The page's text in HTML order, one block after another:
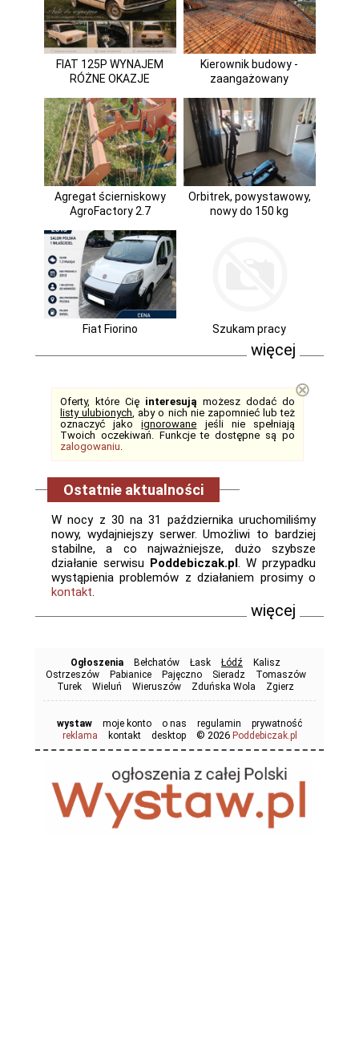
FIAT 125P WYNAJEM
RÓŻNE OKAZJE
Kierownik budowy -
zaangażowany
Agregat ścierniskowy
AgroFactory 2.7
Orbitrek, powystawowy,
nowy do 150 kg
Fiat Fiorino Szukam pracy
więcej
Oferty, które Cię interesują możesz dodać do
listy ulubionych, aby o nich nie zapomnieć lub też
oznaczyć jakoignorowane jeśli nie spełniają
Twoich oczekiwań. Funkcje te dostępne są po
zalogowaniu.
⊗
Ostatnie aktualności
W nocy z 30 na 31 października uruchomiliśmy
nowy, wydajniejszy serwer. Umożliwi to bardziej
stabilne, a co najważniejsze, dużo szybsze
działanie serwisu Poddebiczak.pl. W przypadku
wystąpienia problemów z działaniem prosimy o
kontakt.
więcej
Ogłoszenia Bełchatów Łask Łódź
Kalisz
Ostrzeszów
Pabianice Pajęczno Sieradz
Tomaszów
Turek
Wieluń Wieruszów Zduńska Wola Zgierz
wystaw moje konto o nas regulamin
prywatność
reklama
kontakt desktop © 2026 Poddebiczak.pl